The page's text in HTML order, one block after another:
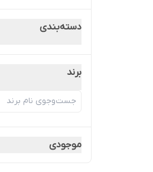
دسته‌بندی
برند
موجودی